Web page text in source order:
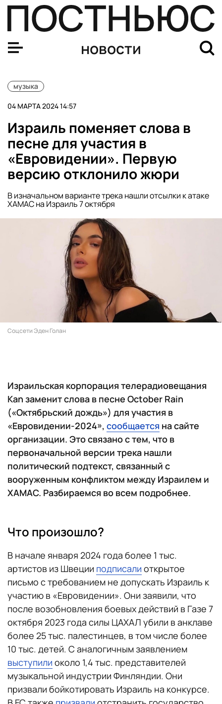
новости
музыка
04 МАРТА 2024 14:57
Израиль поменяет слова в
песне для участия в
«Евровидении». Первую
версию отклонило жюри
В изначальном варианте трека нашли отсылки к атаке
ХАМАС на Израиль 7 октября
Соцсети Эден Голан
Израильская корпорация телерадиовещания
Kan заменит слова в песне October Rain
(«Октябрьский дождь») для участия в
«Евровидении-2024», сообщается на сайте
организации. Это связано с тем, что в
первоначальной версии трека нашли
политический подтекст, связанный с
вооруженным конфликтом между Израилем и
ХАМАС. Разбираемся во всем подробнее.
Что произошло?
В начале января 2024 года более 1 тыс.
артистов из Швеции подписали открытое
письмо с требованием не допускать Израиль к
участию в «Евровидении». Они заявили, что
после возобновления боевых действий в Газе 7
октября 2023 года силы ЦАХАЛ убили в анклаве
более 25 тыс. палестинцев, в том числе более
10 тыс. детей. С аналогичным заявлением
выступили около 1,4 тыс. представителей
музыкальной индустрии Финляндии. Они
призвали бойкотировать Израиль на конкурсе.
Сергей Жуков станет наставником «Новой Фабрики